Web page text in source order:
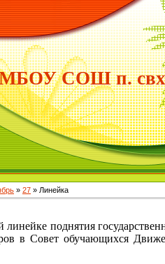
СОШ п.
» 27 » Линейка
линейке поднятия
в Совет обучающихся